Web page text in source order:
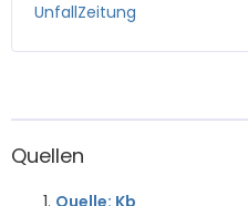
UnfallZeitung
Quellen
Quelle: Kb